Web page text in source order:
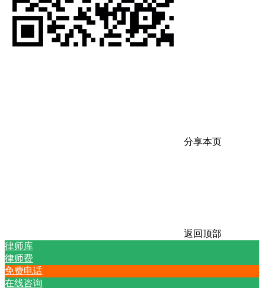
分享本页
返回顶部
律师库
律师费
免费电话
在线咨询